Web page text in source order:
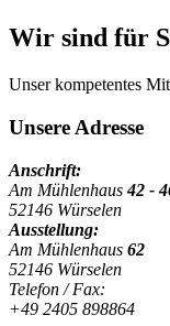
Wir sind für
Unser kompetentes
Unsere Adresse
Anschrift:
Am Mühlenhaus42 -
52146 Würselen
Ausstellung:
Am Mühlenhaus 62
52146 Würselen
Telefon / Fax:
+49 2405 898864